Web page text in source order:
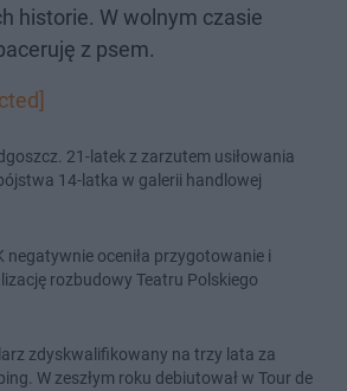
historie. W wolnym czasie
z psem.
21-latek z zarzutem usiłowania
14-latka w galerii handlowej
negatywnie oceniła przygotowanie i
rozbudowy Teatru Polskiego
zdyskwalifikowany na trzy lata za
W zeszłym roku debiutował w Tour de